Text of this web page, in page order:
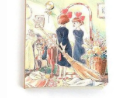
Jeux
de
cartes
à
jouer
-
Kiki